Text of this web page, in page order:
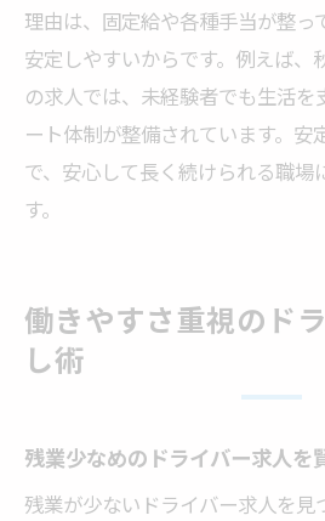
理由は、固定給や各種手当が整っ
安定しやすいからです。例えば、
の求人では、未経験者でも生活
ート体制が整備されています。安
で、安心して長く続けられる職場
す。
働きやすさ重視のド
し術
残業少なめのドライバー求人を
残業が少ないドライバー求人を見